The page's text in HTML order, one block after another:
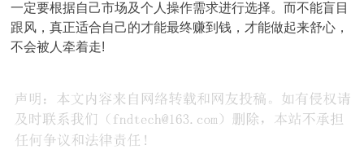
一定要根据自己市场及个人操作需求进行选择。而不能盲目
跟风，真正适合自己的才能最终赚到钱，才能做起来舒心，
不会被人牵着走!